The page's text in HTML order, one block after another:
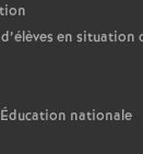
e
c
en situation
nationale